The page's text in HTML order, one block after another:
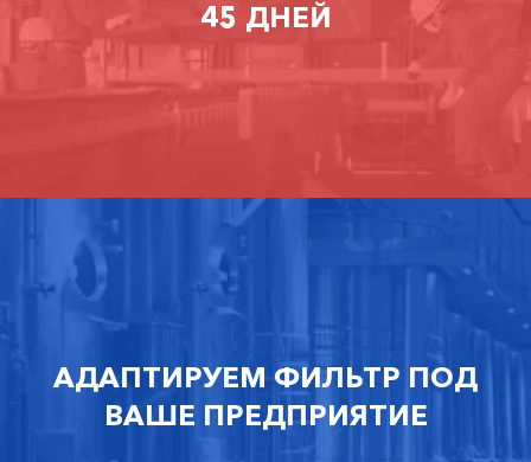
45 ДНЕЙ
АДАПТИРУЕМ ФИЛЬТР ПОД
ВАШЕ ПРЕДПРИЯТИЕ